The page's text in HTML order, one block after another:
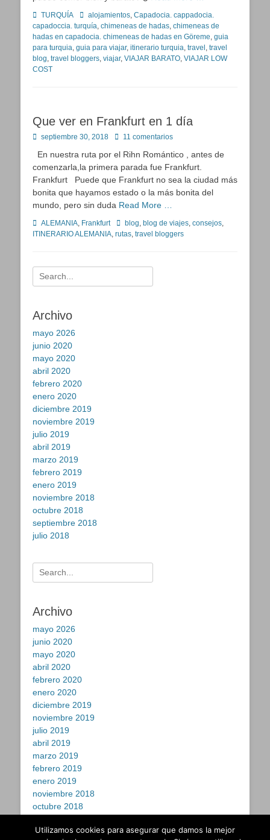
Categorías
TURQUÍA Etiquetas
alojamientos, Capadocia. cappadocia.
capadoccia. turquía, chimeneas de hadas, chimeneas de
hadas en capadocia. chimeneas de hadas en Göreme, guia
para turquia, guia para viajar, itinerario turquia, travel , travel
blog, travel bloggers, viajar, VIAJAR BARATO, VIAJAR LOW
COST
Que ver en Frankfurt en 1 día
Publicado
septiembre 30, 2018 11 comentarios
En nuestra ruta por el Rihn Romántico , antes de
comenzarla,la primera parada fue Frankfurt.
Frankfurt Puede que Frankfurt no sea la ciudad más
bonita que hayamos estado o la más bonita del
mundo, pero sin duda Read More …
Categorías
ALEMANIA, Frankfurt Etiquetas
blog, blog de viajes, consejos,
ITINERARIO ALEMANIA, rutas, travel bloggers
Buscar:
Archivo
mayo 2026
junio 2020
mayo 2020
abril 2020
febrero 2020
enero 2020
diciembre 2019
noviembre 2019
julio 2019
abril 2019
marzo 2019
febrero 2019
enero 2019
noviembre 2018
octubre 2018
septiembre 2018
julio 2018
Buscar:
Archivo
mayo 2026
junio 2020
mayo 2020
abril 2020
febrero 2020
enero 2020
diciembre 2019
noviembre 2019
julio 2019
abril 2019
marzo 2019
febrero 2019
enero 2019
noviembre 2018
octubre 2018
julio 2018
Utilizamos cookies para asegurar que damos la mejor